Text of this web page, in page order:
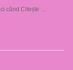
când Citește …